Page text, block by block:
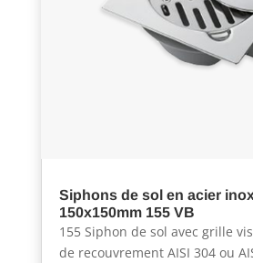
Siphons de sol en acier
150x150mm 155 VB
155 Siphon de sol avec grille
de recouvrement AISI 304 ou